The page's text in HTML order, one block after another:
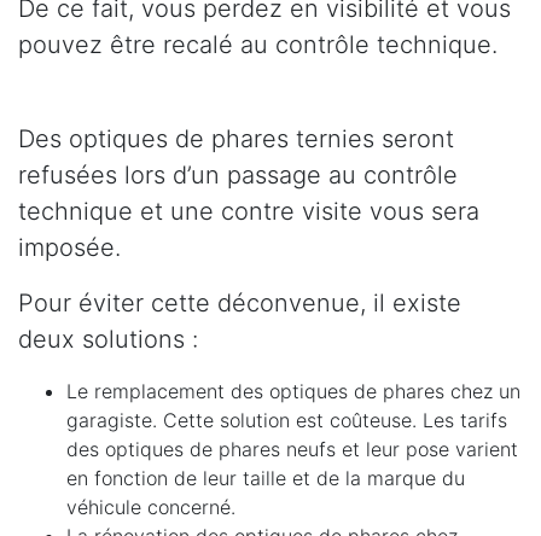
De ce fait, vous perdez en visibilité et vous
pouvez être recalé au contrôle technique.
Des optiques de phares ternies seront
refusées lors d’un passage au contrôle
technique et une contre visite vous sera
imposée.
Pour éviter cette déconvenue, il existe
deux solutions :
Le remplacement des optiques de phares chez un
garagiste. Cette solution est coûteuse. Les tarifs
des optiques de phares neufs et leur pose varient
en fonction de leur taille et de la marque du
véhicule concerné.